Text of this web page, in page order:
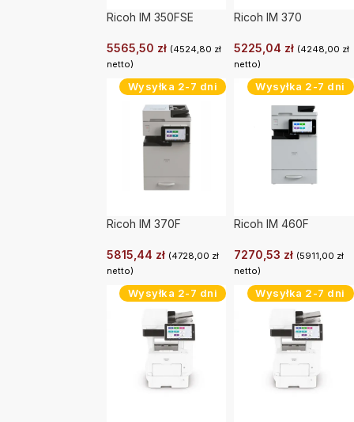
Ricoh IM 350FSE
5565,50 zł (4524,80 zł
netto)
Ricoh IM 370
5225,04 zł (4248,00 zł
netto)
Wysyłka 2-7 dni
Ricoh IM 370F
5815,44 zł (4728,00 zł
netto)
Wysyłka 2-7 dni
Ricoh IM 460F
7270,53 zł (5911,00 zł
netto)
Wysyłka 2-7 dni Wysyłka 2-7 dni